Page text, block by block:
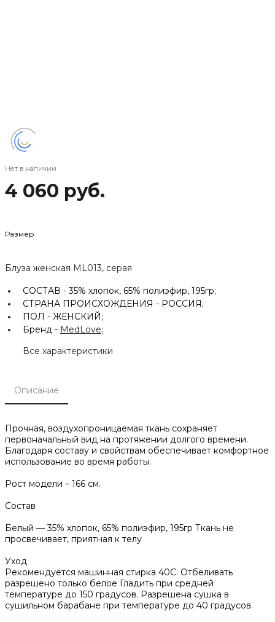
Нет в наличии
4 060 руб.
Размер
Блуза женская ML013, серая
СОСТАВ -35% хлопок, 65% полиэфир, 195гр;
СТРАНА ПРОИСХОЖДЕНИЯ - РОССИЯ;
ПОЛ - ЖЕНСКИЙ;
Бренд - MedLove;
Все характеристики
Описание
Прочная, воздухопроницаемая ткань сохраняет
первоначальный вид на протяжении долгого времени.
Благодаря составу и свойствам обеспечивает комфортное
использование во время работы.
Рост модели – 166 см.
Состав
Белый — 35% хлопок, 65% полиэфир, 195гр Ткань не
просвечивает, приятная к телу
Уход
Рекомендуется машинная стирка 40С. Отбеливать
разрешено только белое Гладить при средней
температуре до 150 градусов. Разрешена сушка в
сушильном барабане при температуре до 40 градусов.